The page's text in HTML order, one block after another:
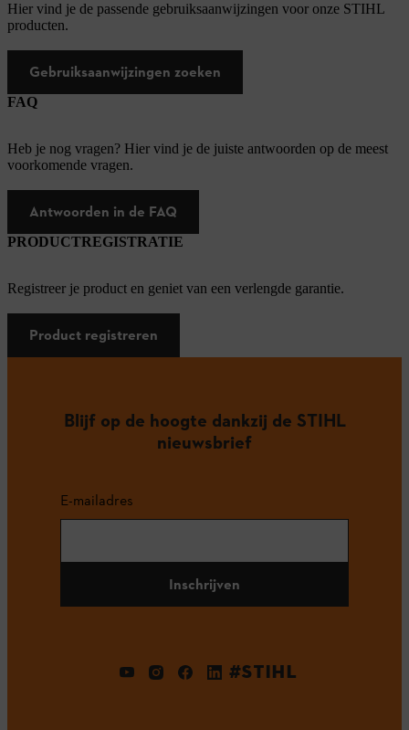
Hier vind je de passende gebruiksaanwijzingen voor onze STIHL
producten.
Gebruiksaanwijzingen zoeken
FAQ
Heb je nog vragen? Hier vind je de juiste antwoorden op de meest
voorkomende vragen.
Antwoorden in de FAQ
PRODUCTREGISTRATIE
Registreer je product en geniet van een verlengde garantie.
Product registreren
Blijf op de hoogte dankzij de STIHL
nieuwsbrief
E-mailadres
Inschrijven
#STIHL